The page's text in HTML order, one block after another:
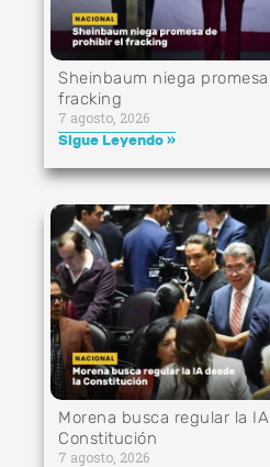
Sheinbaum niega
fracking
7 agosto, 2026
Sigue Leyendo »
Morena busca regular la
Constitución
7 agosto, 2026